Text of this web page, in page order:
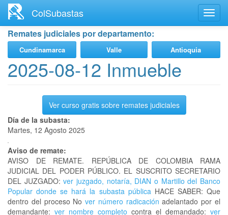
contenido
principal
ColSubastas
Remates judiciales por departamento:
Cundinamarca Valle Antioquia
2025-08-12 Inmueble
Ver curso gratis sobre remates judiciales
Día de la subasta:
Martes, 12 Agosto 2025
Aviso de remate:
AVISO DE REMATE. REPÚBLICA DE COLOMBIA RAMA
JUDICIAL DEL PODER PÚBLICO. EL SUSCRITO SECRETARIO
DEL JUZGADO: ver juzgado, notaría, DIAN o Martillo del Banco
Popular donde se hará la subasta públicaHACE SABER: Que
dentro del proceso Nover número radicación adelantado por el
demandante: ver nombre completo contra el demandado: ver